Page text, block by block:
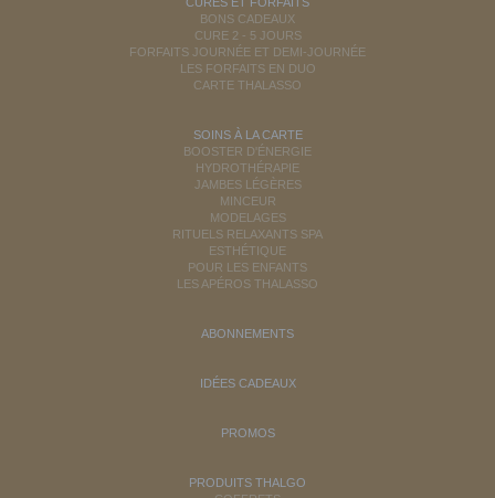
BONS CADEAUX
CURE 2 - 5 JOURS
FORFAITS JOURNÉE ET DEMI-JOURNÉE
LES FORFAITS EN DUO
CARTE THALASSO
SOINS À LA CARTE
BOOSTER D'ÉNERGIE
HYDROTHÉRAPIE
JAMBES LÉGÈRES
MINCEUR
MODELAGES
RITUELS RELAXANTS SPA
ESTHÉTIQUE
POUR LES ENFANTS
LES APÉROS THALASSO
ABONNEMENTS
IDÉES CADEAUX
PROMOS
PRODUITS THALGO